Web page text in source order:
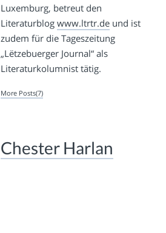
Luxemburg, betreut den
Literaturblog www.ltrtr.de und ist
zudem für die Tageszeitung
„Lëtzebuerger Journal“ als
Literaturkolumnist tätig.
More Posts(7)
Chester Harlan